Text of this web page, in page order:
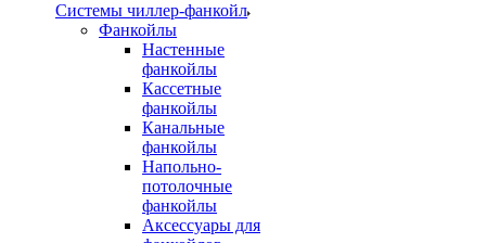
Системы чиллер-фанкойл
Фанкойлы
Настенные
фанкойлы
Кассетные
фанкойлы
Канальные
фанкойлы
Напольно-
потолочные
фанкойлы
Аксессуары для